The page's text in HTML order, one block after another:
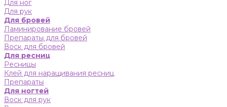
Для ног
Для рук
Для бровей
Ламинирование бровей
Препараты для бровей
Воск для бровей
Для ресниц
Ресницы
Клей для наращивания ресниц
Препараты
Для ногтей
Воск для рук